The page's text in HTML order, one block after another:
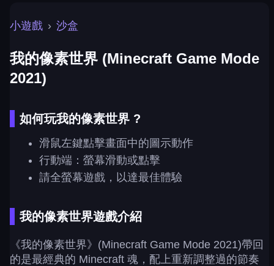
小遊戲 › 沙盒
我的像素世界 (Minecraft Game Mode
2021)
如何玩我的像素世界 ?
滑鼠左鍵點擊畫面中的圖示動作
行動端：螢幕滑動或點擊
請全螢幕遊戲，以達最佳體驗
我的像素世界遊戲介紹
《我的像素世界》(Minecraft Game Mode 2021)帶回
的是最經典的 Minecraft 魂，配上重新調整過的節奏